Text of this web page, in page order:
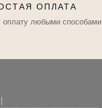
ОПЛАТА
оплату любыми способами